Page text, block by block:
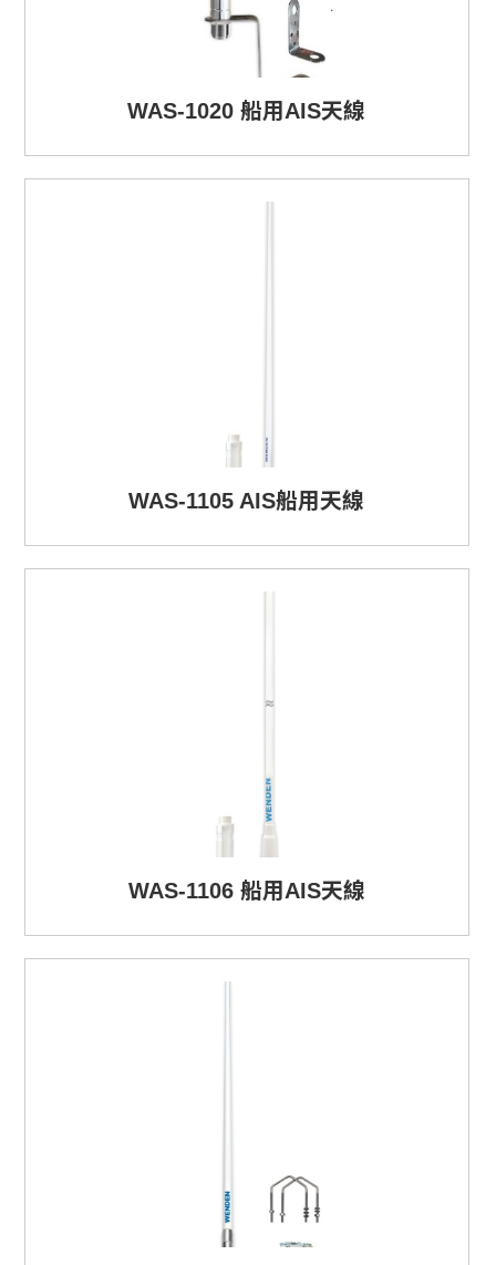
WAS-1020 船用AIS天線
WAS-1105 AIS船用天線
WAS-1106 船用AIS天線